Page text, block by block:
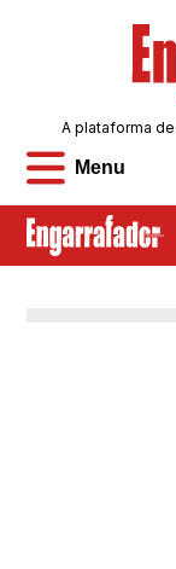
Menu
A plataforma